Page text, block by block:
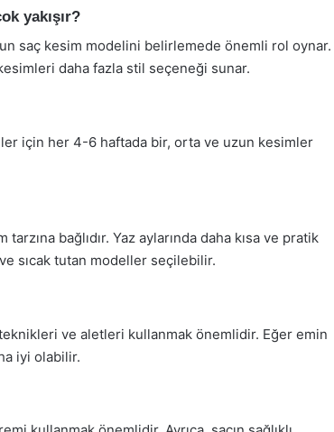
yakışır?
saç kesim modelini belirlemede önemli rol oynar.
daha fazla stil seçeneği sunar.
için her 4-6 haftada bir, orta ve uzun kesimler
bağlıdır. Yaz aylarında daha kısa ve pratik
sıcak tutan modeller seçilebilir.
ve aletleri kullanmak önemlidir. Eğer emin
iyi olabilir.